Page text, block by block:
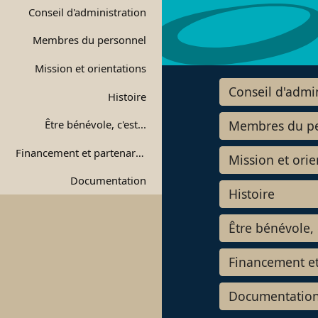
Navigation principale 2e niveau
Conseil d'administration
Membres du personnel
Mission et orientations
Histoire
Être bénévole, c'est...
Financement et partenariat
Documentation
Navigation
Conseil
Membres du
Mission et
Histoire
Être bénévole,
Financement